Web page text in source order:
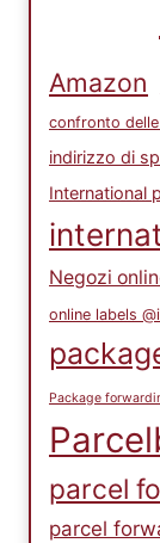
Amazon
confronto
indirizzo di
International
Negozi
online labels
Package
parcel
parcel